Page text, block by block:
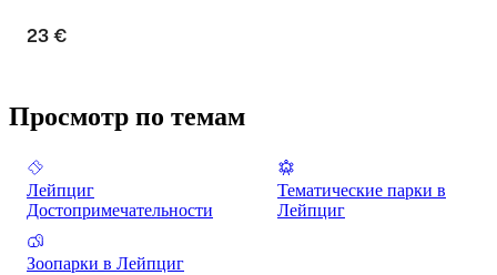
23 €
Просмотр по темам
Лейпциг
Достопримечательности
Тематические парки в
Лейпциг
Зоопарки в Лейпциг